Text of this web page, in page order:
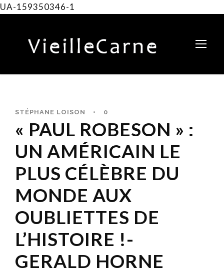
UA-159350346-1
STÉPHANE LOISON • 0
« PAUL ROBESON » :
UN AMÉRICAIN LE
PLUS CÉLÈBRE DU
MONDE AUX
OUBLIETTES DE
L’HISTOIRE !-
GERALD HORNE